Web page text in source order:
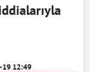
12:49